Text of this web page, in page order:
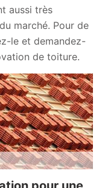
aussi très
marché. Pour de
le et demandez-
de toiture.